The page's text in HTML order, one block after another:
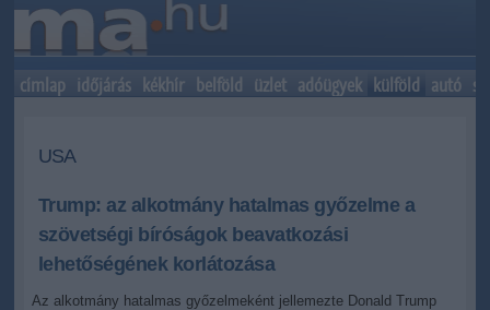
címlap időjárás kékhír belföld üzlet adóügyek külföld autó
USA
Trump: az alkotmány hatalmas győzelme a
szövetségi bíróságok beavatkozási
lehetőségének korlátozása
Az alkotmány hatalmas győzelmeként jellemezte Donald Trump